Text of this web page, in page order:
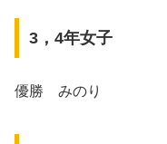
3，4年女子
優勝 みのり